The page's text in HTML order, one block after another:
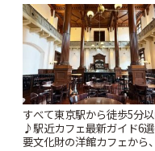
すべて東京駅から徒歩5分
♪駅近カフェ最新ガイド6
要文化財の洋館カフェから